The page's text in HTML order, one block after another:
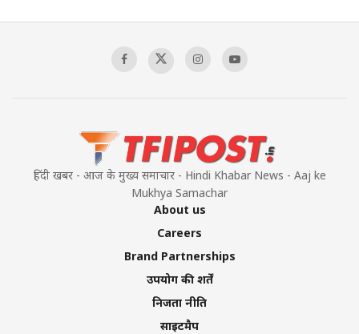
हिंदी खबर - आज के मुख्य समाचार - Hindi Khabar News - Aaj ke
Mukhya Samachar
About us
Careers
Brand Partnerships
उपयोग की शर्तें
निजता नीति
साइटमैप